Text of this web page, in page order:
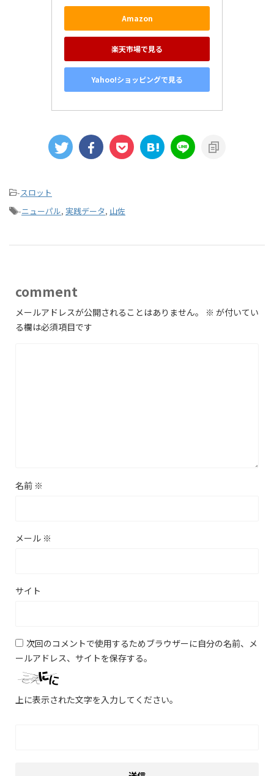
Amazon
楽天市場で見る
Yahoo!ショッピングで見る
-スロット
-ニューパル, 実践データ, 山佐
comment
メールアドレスが公開されることはありません。 ※ が付いてい
る欄は必須項目です
名前 ※
メール ※
サイト
次回のコメントで使用するためブラウザーに自分の名前、メ
ールアドレス、サイトを保存する。
上に表示された文字を入力してください。